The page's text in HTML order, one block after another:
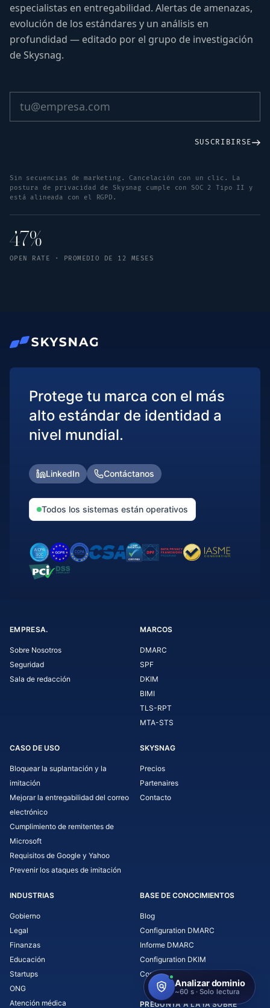
especialistas en entregabilidad. Alertas de amenazas,
evolución de los estándares y un análisis en
profundidad — editado por el grupo de investigación
de Skysnag.
SUSCRIBIRSE
Sin secuencias de marketing. Cancelación con un clic. La
postura de privacidad de Skysnag cumple con SOC 2 Tipo II y
está alineada con el RGPD.
47%
OPEN RATE · PROMEDIO DE 12 MESES
Protege tu marca con el más
alto estándar de identidad a
nivel mundial.
LinkedIn Contáctanos
Todos los sistemas están operativos
EMPRESA.
Sobre Nosotros
Seguridad
Sala de redacción
MARCOS
DMARC
SPF
DKIM
BIMI
TLS-RPT
MTA-STS
CASO DE USO
Bloquear la suplantación y la
imitación
Mejorar la entregabilidad del correo
electrónico
Cumplimiento de remitentes de
Microsoft
Requisitos de Google y Yahoo
Prevenir los ataques de imitación
SKYSNAG
Precios
Partenaires
Contacto
INDUSTRIAS
Gobierno
Legal
Finanzas
Educación
Startups
ONG
Atención médica
BASE DE CONOCIMIENTOS
Blog
Configuration DMARC
Informe DMARC
Configuration DKIM
Configuration SPF
PREGUNTA A LA IA SOBRE